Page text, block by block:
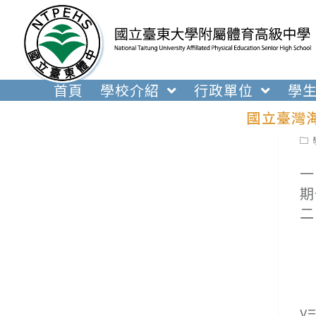
內
首頁 學校介紹 行政單位 學
國立臺灣